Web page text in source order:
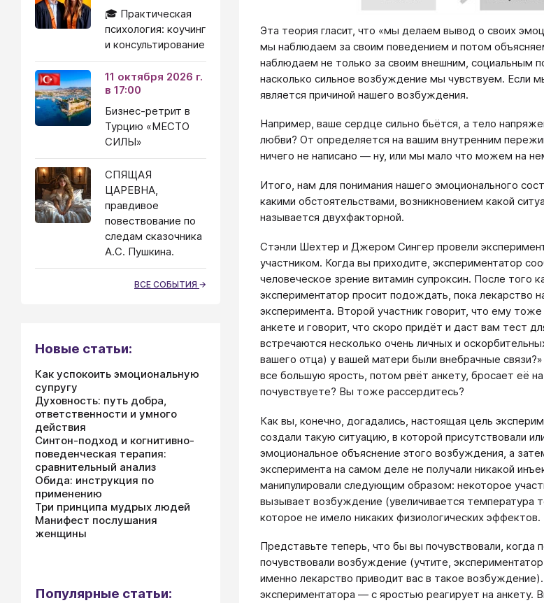
Эта теория гласит, что «мы делаем вывод о своих
мы наблюдаем за своим поведением и потом
наблюдаем не только за своим внешним, социальным
насколько сильное возбуждение мы чувствуем. Если
является причиной нашего возбуждения.
Например, ваше сердце сильно бьётся, а тело
любви? От определяется на вашим внутренним
ничего не написано — ну, или мы мало что можем на
Итого, нам для понимания нашего эмоционального
какими обстоятельствами, возникновением какой
называется двухфакторной.
Стэнли Шехтер и Джером Сингер провели
участником. Когда вы приходите, экспериментатор
человеческое зрение витамин супроксин. После того
экспериментатор просит подождать, пока лекарство
эксперимента. Второй участник говорит, что ему
анкете и говорит, что скоро придёт и даст вам тест
встречаются несколько очень личных и
вашего отца) у вашей матери были внебрачные
все большую ярость, потом рвёт анкету, бросает её
почувствуете? Вы тоже рассердитесь?
Как вы, конечно, догадались, настоящая цель
создали такую ситуацию, в которой присутствовали
эмоциональное объяснение этого возбуждения, а
эксперимента на самом деле не получали никакой
манипулировали следующим образом: некоторое
вызывает возбуждение (увеличивается температура
которое не имело никаких физиологических эффектов.
Представьте теперь, что бы вы почувствовали, когда
почувствовали возбуждение (учтите,
именно лекарство приводит вас в такое
экспериментатора — с яростью реагирует на анкету.
🎓 Практическая
психология: коучинг
и консультирование
11 октября 2026 г.
в 17:00
Бизнес-ретрит в
Турцию «МЕСТО
СИЛЫ»
СПЯЩАЯ
ЦАРЕВНА,
правдивое
повествование по
следам сказочника
А.С. Пушкина.
ВСЕ СОБЫТИЯ
Новые статьи:
Как успокоить эмоциональную
супругу
Духовность: путь добра,
ответственности и умного
действия
Синтон-подход и когнитивно-
поведенческая терапия:
сравнительный анализ
Обида: инструкция по
применению
Три принципа мудрых людей
Манифест послушания
женщины
Популярные статьи: